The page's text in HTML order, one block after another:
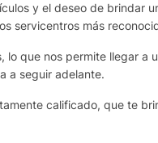
y el deseo de brindar
servicentros más
que nos permite llegar
a seguir adelante.
calificado, que te